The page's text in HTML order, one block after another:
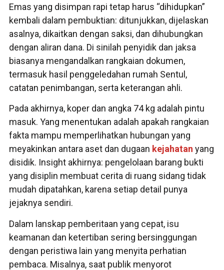
Emas yang disimpan rapi tetap harus “dihidupkan”
kembali dalam pembuktian: ditunjukkan, dijelaskan
asalnya, dikaitkan dengan saksi, dan dihubungkan
dengan aliran dana. Di sinilah penyidik dan jaksa
biasanya mengandalkan rangkaian dokumen,
termasuk hasil penggeledahan rumah Sentul,
catatan penimbangan, serta keterangan ahli.
Pada akhirnya, koper dan angka 74 kg adalah pintu
masuk. Yang menentukan adalah apakah rangkaian
fakta mampu memperlihatkan hubungan yang
meyakinkan antara aset dan dugaan kejahatan yang
disidik. Insight akhirnya: pengelolaan barang bukti
yang disiplin membuat cerita di ruang sidang tidak
mudah dipatahkan, karena setiap detail punya
jejaknya sendiri.
Dalam lanskap pemberitaan yang cepat, isu
keamanan dan ketertiban sering bersinggungan
dengan peristiwa lain yang menyita perhatian
pembaca. Misalnya, saat publik menyorot